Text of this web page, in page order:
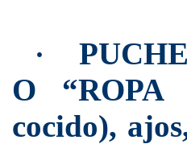
·
O “ROPA
cocido),